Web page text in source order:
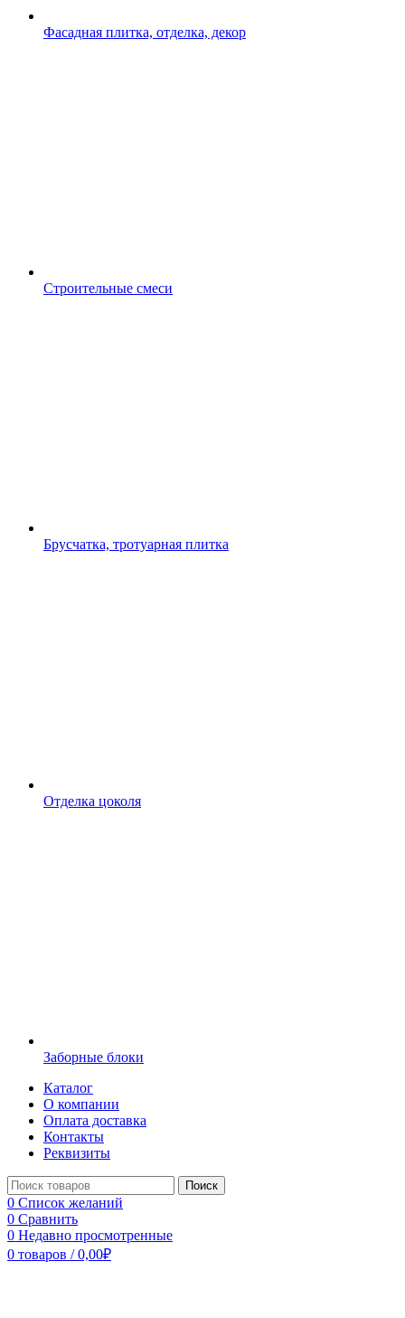
Фасадная плитка, отделка, декор
Строительные смеси
Брусчатка, тротуарная плитка
Отделка цоколя
Заборные блоки
Каталог
О компании
Оплата доставка
Контакты
Реквизиты
Поиск
0 Список желаний
0 Сравнить
0 Недавно просмотренные
0 товаров / 0,00₽